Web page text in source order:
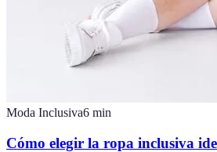
Moda Inclusiva6 min
Cómo elegir la ropa inclusiva